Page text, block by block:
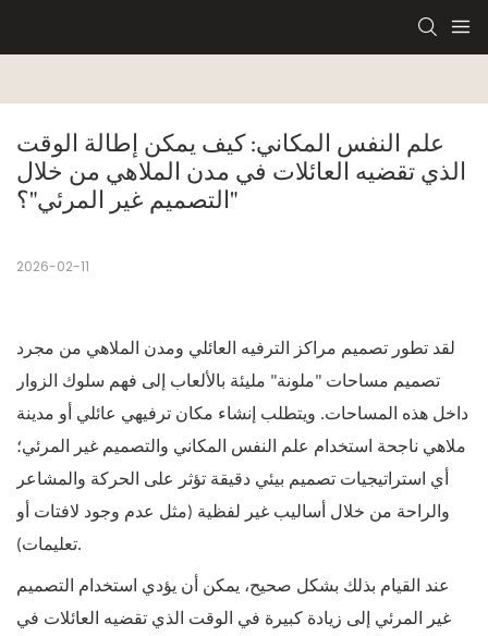
علم النفس المكاني: كيف يمكن إطالة الوقت
الذي تقضيه العائلات في مدن الملاهي من خلال
"التصميم غير المرئي"؟
2026-02-11
لقد تطور تصميم مراكز الترفيه العائلي ومدن الملاهي من مجرد
تصميم مساحات "ملونة" مليئة بالألعاب إلى فهم سلوك الزوار
داخل هذه المساحات. ويتطلب إنشاء مكان ترفيهي عائلي أو مدينة
ملاهي ناجحة استخدام علم النفس المكاني والتصميم غير المرئي؛
أي استراتيجيات تصميم بيئي دقيقة تؤثر على الحركة والمشاعر
والراحة من خلال أساليب غير لفظية (مثل عدم وجود لافتات أو
تعليمات).
عند القيام بذلك بشكل صحيح، يمكن أن يؤدي استخدام التصميم
غير المرئي إلى زيادة كبيرة في الوقت الذي تقضيه العائلات في